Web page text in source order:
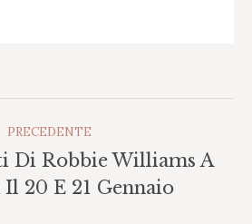
PRECEDENTE
Post
precedente:
Di Robbie Williams A
20 E 21 Gennaio